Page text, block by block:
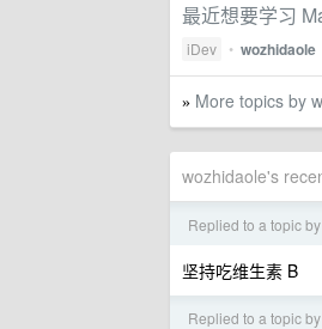
最近想要学习
iDev • wozhidaole
» More topics by
wozhidaole's
Replied to a topic by
坚持吃维生素 B
Replied to a topic by